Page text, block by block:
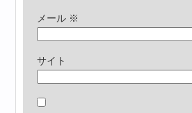
メール ※
サイト